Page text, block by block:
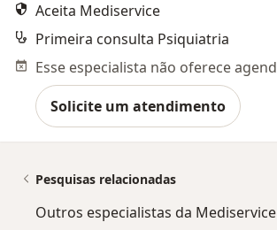
Aceita Mediservice
Primeira consulta Psiquiatria
Solicite um atendimento
Pesquisas relacionadas
Outros especialistas da Mediservice